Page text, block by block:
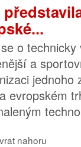
o technicky
a
jednoho
evropském
nahoru